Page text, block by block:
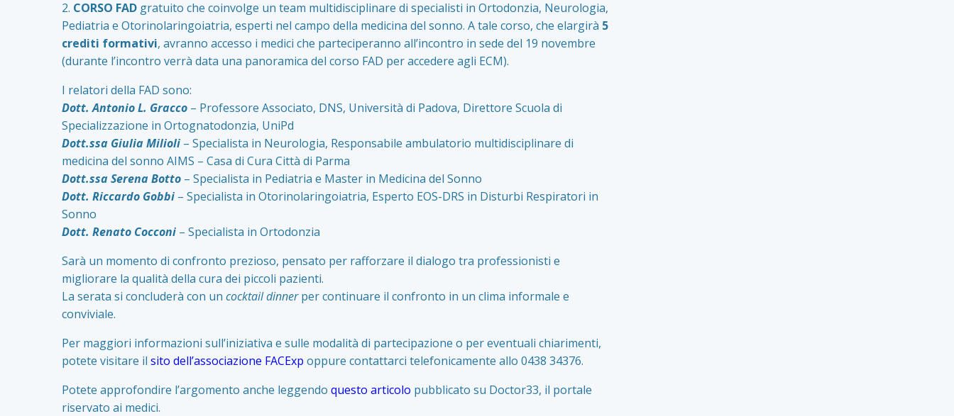
2. CORSO FAD gratuito che coinvolge un team multidisciplinare di specialisti in Ortodonzia, Neurologia,
Pediatria e Otorinolaringoiatria, esperti nel campo della medicina del sonno. A tale corso, che elargirà 5
crediti formativi, avranno accesso i medici che parteciperanno all’incontro in sede del 19 novembre
(durante l’incontro verrà data una panoramica del corso FAD per accedere agli ECM).
I relatori della FAD sono:
Dott. Antonio L. Gracco – Professore Associato, DNS, Università di Padova, Direttore Scuola di
Specializzazione in Ortognatodonzia, UniPd
Dott.ssa Giulia Milioli – Specialista in Neurologia, Responsabile ambulatorio multidisciplinare di
medicina del sonno AIMS – Casa di Cura Città di Parma
Dott.ssa Serena Botto – Specialista in Pediatria e Master in Medicina del Sonno
Dott. Riccardo Gobbi – Specialista in Otorinolaringoiatria, Esperto EOS-DRS in Disturbi Respiratori in
Sonno
Dott. Renato Cocconi – Specialista in Ortodonzia
Sarà un momento di confronto prezioso, pensato per rafforzare il dialogo tra professionisti e
migliorare la qualità della cura dei piccoli pazienti.
La serata si concluderà con un cocktail dinnerper continuare il confronto in un clima informale e
conviviale.
Per maggiori informazioni sull’iniziativa e sulle modalità di partecipazione o per eventuali chiarimenti,
potete visitare il sito dell’associazione FACExp oppure contattarci telefonicamente allo 0438 34376.
Potete approfondire l’argomento anche leggendo questo articolo pubblicato su Doctor33, il portale
riservato ai medici.